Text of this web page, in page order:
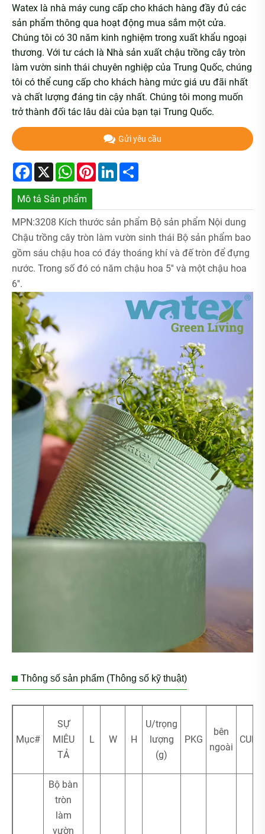
Watex là nhà máy cung cấp cho khách hàng đầy đủ các
sản phẩm thông qua hoạt động mua sắm một cửa.
Chúng tôi có 30 năm kinh nghiệm trong xuất khẩu ngoại
thương. Với tư cách là Nhà sản xuất chậu trồng cây tròn
làm vườn sinh thái chuyên nghiệp của Trung Quốc, chúng
tôi có thể cung cấp cho khách hàng mức giá ưu đãi nhất
và chất lượng đáng tin cậy nhất. Chúng tôi mong muốn
trở thành đối tác lâu dài của bạn tại Trung Quốc.
Gửi yêu cầu
Facebook
X WhatsApp
PinterestLinkedIn
Mô tả Sản phẩm
MPN:3208 Kích thước sản phẩm Bộ sản phẩm Nội dung
Chậu trồng cây tròn làm vườn sinh thái Bộ sản phẩm bao
gồm sáu chậu hoa có đáy thoáng khí và đế tròn để đựng
nước. Trong số đó có năm chậu hoa 5'' và một chậu hoa
6''.
Thông số sản phẩm (Thông số kỹ thuật)
Mục#
SỰ
MIÊU
TẢ
L W H
U/trọng
lượng
(g)
PKG
bên
ngoài
CUFT
Bộ bàn
tròn
làm
vườn